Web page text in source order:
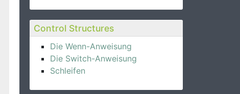
Control Structures
Die Wenn-Anweisung
Die Switch-Anweisung
Schleifen